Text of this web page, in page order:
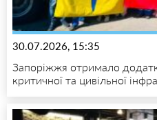
30.07.2026, 15:35
Запоріжжя отримало
критичної та цивільної